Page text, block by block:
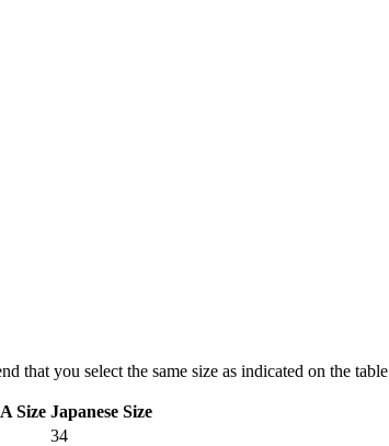
that you select the same size as indicated on the table
Size Japanese Size
34